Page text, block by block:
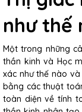
như thế
Một trong những
thần kinh và Học
xác như thế nào
bằng các thuật
toàn diện về tính